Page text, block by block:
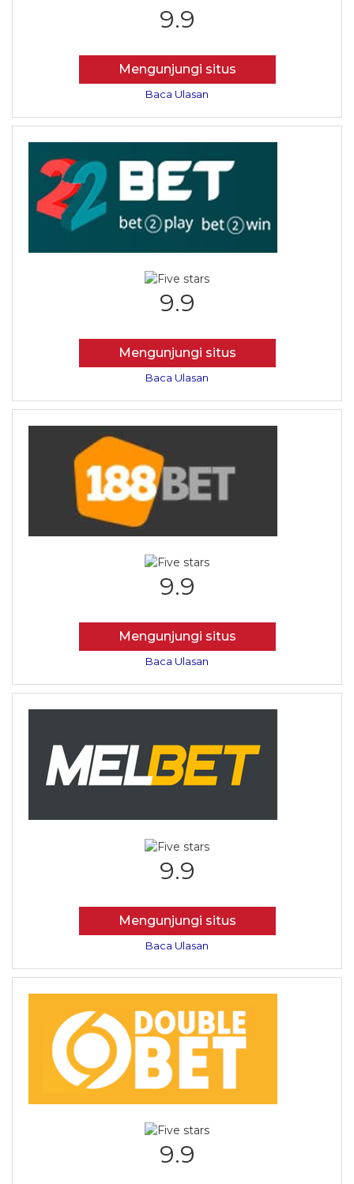
9.9
Mengunjungi situs
Baca Ulasan
9.9
Mengunjungi situs
Baca Ulasan
9.9
Mengunjungi situs
Baca Ulasan
9.9
Mengunjungi situs
Baca Ulasan
9.9